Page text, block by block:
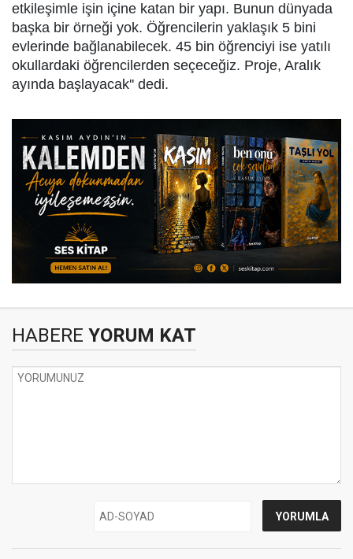
etkileşimle işin içine katan bir yapı. Bunun dünyada
başka bir örneği yok. Öğrencilerin yaklaşık 5 bini
evlerinde bağlanabilecek. 45 bin öğrenciyi ise yatılı
okullardaki öğrencilerden seçeceğiz. Proje, Aralık
ayında başlayacak'' dedi.
HABERE YORUM KAT